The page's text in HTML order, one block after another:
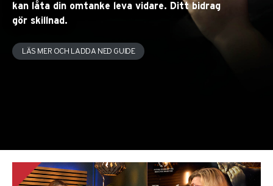
kan låta din omtanke leva vidare. Ditt bidrag
gör skillnad.
LÄS MER OCH LADDA NED GUIDE